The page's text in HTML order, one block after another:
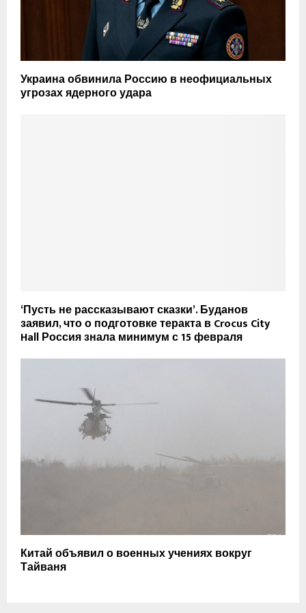
Украина обвинила Россию в неофициальных
угрозах ядерного удара
‘Пусть не рассказывают сказки’. Буданов
заявил, что о подготовке теракта в Crocus City
Hall Россия знала минимум с 15 февраля
Китай объявил о военных учениях вокруг
Тайваня